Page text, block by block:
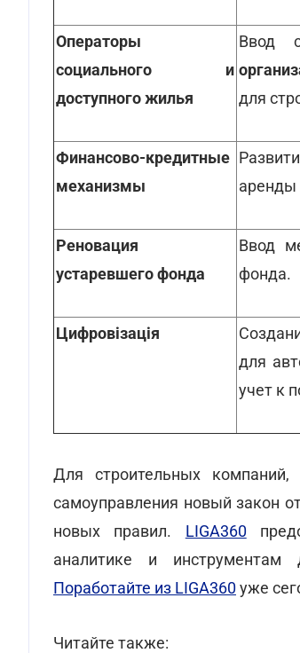
Операторы
социального и
доступного жилья
Ввод
для
Финансово-кредитные
механизмы
аренды
Реновация
устаревшего фонда
Ввод
фонда.
Цифровізація
для
учет к
Для строительных
самоуправления новый закон
новых правил. LIGA360
аналитике и инструментам
Поработайте из LIGA360уже
Читайте также: